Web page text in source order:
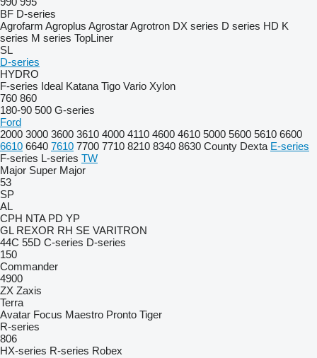
BF D-series
Agrofarm Agroplus AgrostarAgrotron DX series D series HD K
series M series TopLiner
SL
D-series
HYDRO
F-series Ideal Katana Tigo Vario Xylon
760 860
180-90 500 G-series
Ford
2000 3000 3600 3610 4000 4110 4600 4610 5000 5600 5610 6600
6610 6640 7610 7700 7710 8210 8340 8630 County Dexta E-series
F-series L-series TW
Major Super Major
53
SP
AL
CPH NTA PD YP
GL REXOR RH SE VARITRON
44C 55D C-series D-series
150
Commander
4900
ZX Zaxis
Terra
Avatar Focus Maestro Pronto Tiger
R-series
806
HX-series R-series Robex